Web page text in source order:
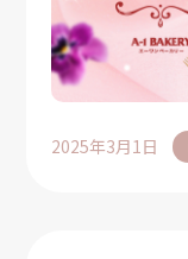
2025年3月1日